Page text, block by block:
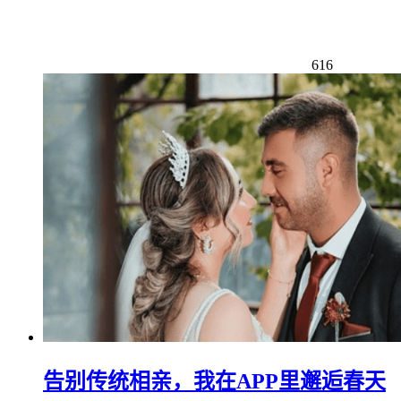
616
告别传统相亲，我在APP里邂逅春天